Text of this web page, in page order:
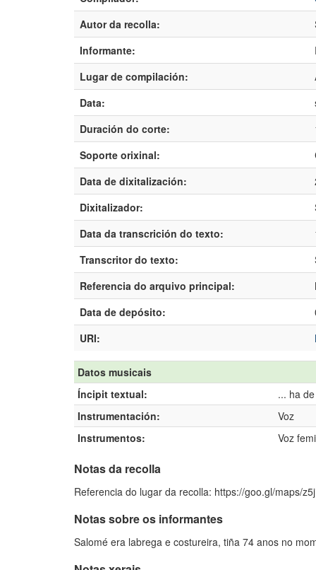
Autor da recolla:
Informante:
Lugar de compilación:
Data:
Duración do corte:
Soporte orixinal:
Data de dixitalización:
Dixitalizador:
Data da transcrición do texto:
Transcritor do texto:
Referencia do arquivo principal:
Data de depósito:
URI:
Datos musicais
Íncipit textual:
... ha
Instrumentación:
Voz
Instrumentos:
Voz
Notas da recolla
Referencia do lugar da recolla: https://goo.gl/maps/
Notas sobre os informantes
Salomé era labrega e costureira, tiña 74 anos no